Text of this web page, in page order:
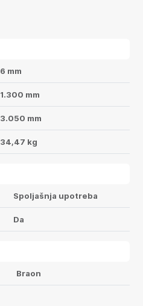
6 mm
1.300 mm
3.050 mm
34,47 kg
Spoljašnja upotreba
Da
Braon